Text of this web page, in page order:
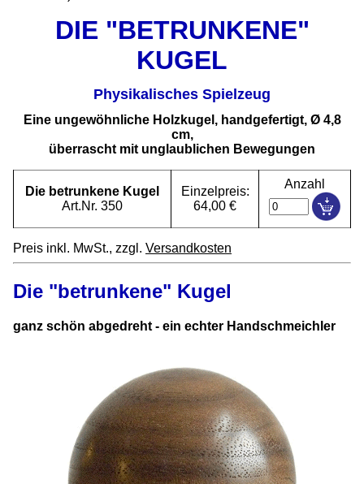
DIE "BETRUNKENE"
KUGEL
Physikalisches Spielzeug
Eine ungewöhnliche Holzkugel, handgefertigt, Ø 4,8
cm,
überrascht mit unglaublichen Bewegungen
Die betrunkene Kugel
Art.Nr. 350
Einzelpreis:
64,00 €
Anzahl
Preis inkl. MwSt., zzgl. Versandkosten
Die "betrunkene" Kugel
ganz schön abgedreht - ein echter Handschmeichler